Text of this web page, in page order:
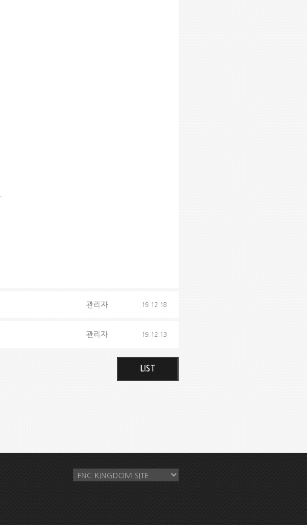
.
관리자 19.12.18
관리자 19.12.13
LIST